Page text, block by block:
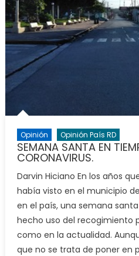
Opinión Opinión País RD
SEMANA SANTA EN
CORONAVIRUS.
Darvin Hiciano En los años
había visto en el municipio
en el país, una semana
hecho uso del recogimiento
como en la actualidad.
que no se trata de poner en